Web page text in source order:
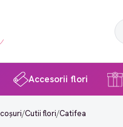
Accesorii flori
/Cutii flori/Catifea